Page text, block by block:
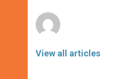
View all articles